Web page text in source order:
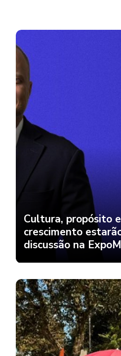
Cultura, propósito e
crescimento
discussão na